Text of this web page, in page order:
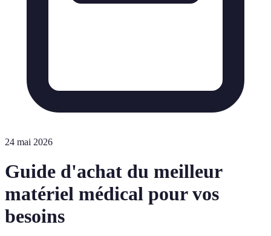
24 mai 2026
Guide d'achat du meilleur
matériel médical pour vos
besoins